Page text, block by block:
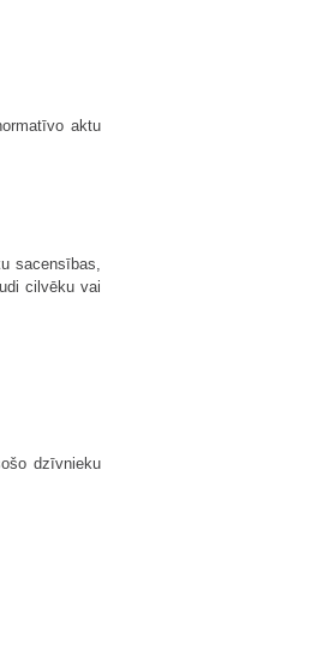
aktu
sacensības,
cilvēku vai
dzīvnieku